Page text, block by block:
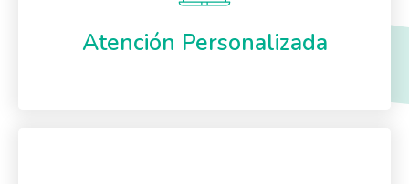
Atención Personalizada